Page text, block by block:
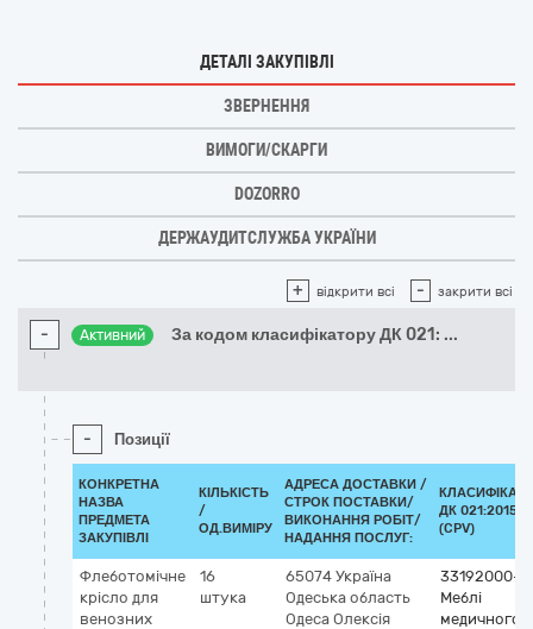
ДЕТАЛІ ЗАКУПІВЛІ
ЗВЕРНЕННЯ
ВИМОГИ/СКАРГИ
DOZORRO
ДЕРЖАУДИТСЛУЖБА УКРАЇНИ
+ відкрити всі - закрити всі
- Активний За кодом класифікатору ДК 021: ...
- Позиції
КОНКРЕТНА
НАЗВА
ПРЕДМЕТА
ЗАКУПІВЛІ
КІЛЬКІСТЬ
/
ОД.ВИМІРУ
АДРЕСА ДОСТАВКИ /
СТРОК ПОСТАВКИ/
ВИКОНАННЯ РОБІТ/
НАДАННЯ ПОСЛУГ:
ДК 021:2015
(CPV)
Флеботомічне
крісло для
венозних
16
штука
65074 Україна
Одеська область
Одеса Олексія
33192000-2
Меблі
медичного